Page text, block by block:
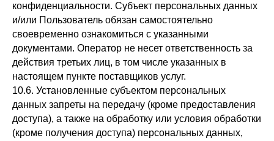
конфиденциальности. Субъект персональных данных
и/или Пользователь обязан самостоятельно
своевременно ознакомиться с указанными
документами. Оператор не несет ответственность за
действия третьих лиц, в том числе указанных в
настоящем пункте поставщиков услуг.
10.6. Установленные субъектом персональных
данных запреты на передачу (кроме предоставления
доступа), а также на обработку или условия обработки
(кроме получения доступа) персональных данных,